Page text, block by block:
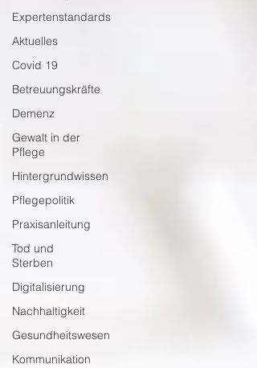
Expertenstandards
Aktuelles
Covid 19
Betreuungskräfte
Demenz
Gewalt in der
Pflege
Hintergrundwissen
Pflegepolitik
Praxisanleitung
Tod und
Sterben
Digitalisierung
Nachhaltigkeit
Gesundheitswesen
Kommunikation